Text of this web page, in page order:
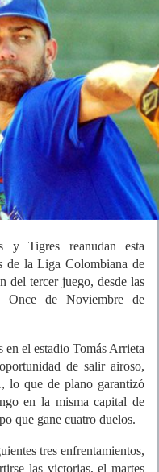
y Tigres reanudan esta
de la Liga Colombiana de
del tercer juego, desde las
de Noviembre de
en el estadio Tomás Arrieta
de salir airoso,
lo que de plano garantizó
en la misma capital de
que gane cuatro duelos.
tres enfrentamientos,
las victorias, el martes